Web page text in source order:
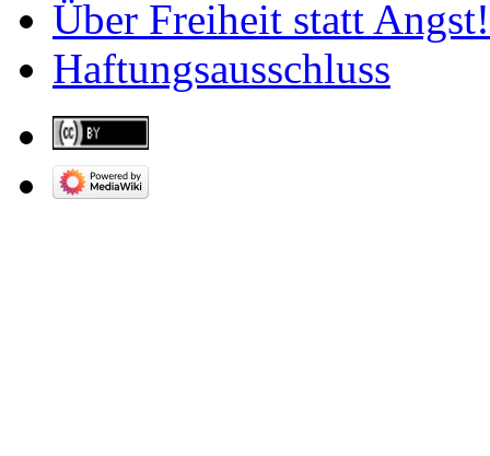
Über Freiheit statt Angst!
Haftungsausschluss